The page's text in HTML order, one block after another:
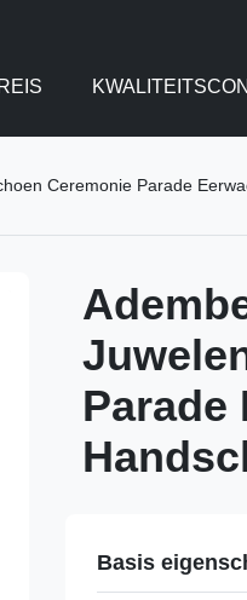
Ceremonie Parade
Parade
Basis